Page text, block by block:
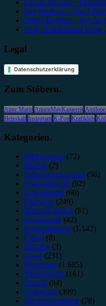
Gracie Abrams –
Der Medicus – Das
Olivia Rodrigo – You
Seal, Tanzbrunnen Köln,
Legal
Datenschutzerklärung
Zum Stöbern.
Anne Marie AnnenMayKantereit
Heisskalt Instagram K-Pop Kraftklub
Kategorien.
Bildergalerie (72)
Bücher(2)
Erinnerungswürdig (56)
Festivalbericht(92)
Gewinnspiel (60)
Interview (249)
Jahresrückblick (81)
Kommentar(42)
Konzertbericht(1.142)
Leben (8)
Mixtape (3)
News (231)
Rezension (1.685)
Showbericht(161)
Special (84)
Vorbericht(399)
Wochenrückblick (78)